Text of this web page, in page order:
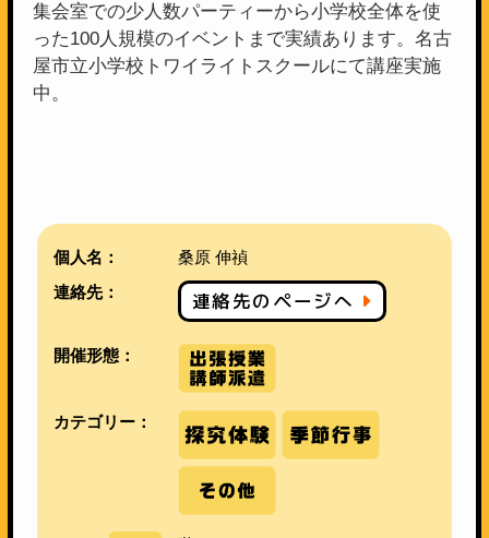
集会室での少人数パーティーから小学校全体を使
った100人規模のイベントまで実績あります。名古
屋市立小学校トワイライトスクールにて講座実施
中。
個人名：
桑原 伸禎
連絡先：
連絡先のページへ
開催形態：
カテゴリー：